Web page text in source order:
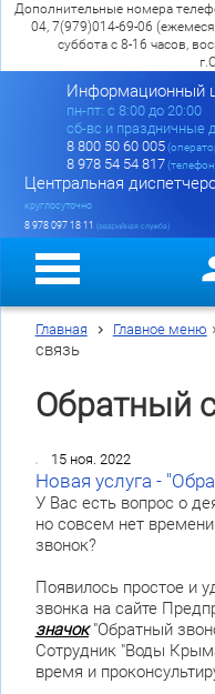
Дополнительные номера
04, 7(979)014-69-06
суббота с 8-16 часов,
Информационный
пн-пт: c 8:00 до 20:00
сб-вс и праздничные
8 800 50 60 005
8 978 54 54 817
Центральная
круглосуточно
8 978 097 18 11 (аварийная служба)
Главная Главное меню
связь
Обратный
15 ноя. 2022
Новая услуга -
У Вас есть вопрос о
но совсем нет
звонок?
Появилось простое и
звонка на сайте
значок"Обратный
Сотрудник "Воды
время и